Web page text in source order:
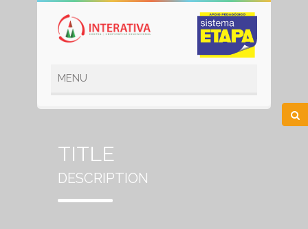
TITLE
DESCRIPTION